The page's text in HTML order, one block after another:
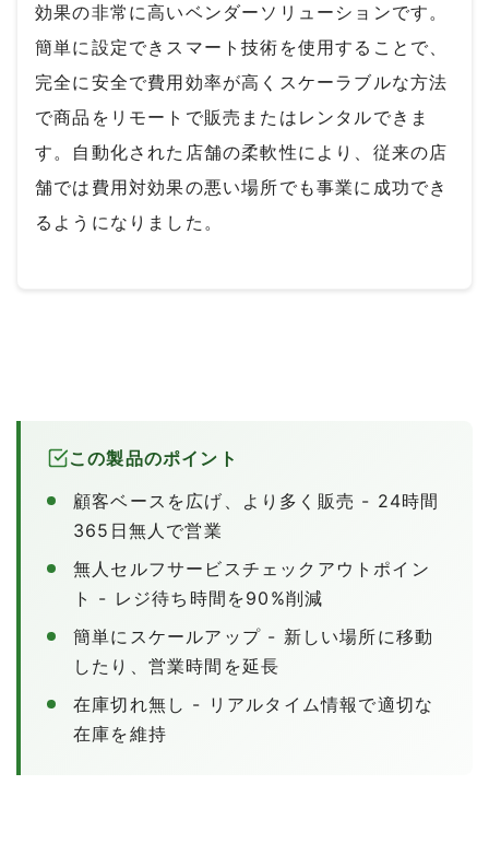
効果の非常に高いベンダーソリューションです。
簡単に設定できスマート技術を使用することで、
完全に安全で費用効率が高くスケーラブルな方法
で商品をリモートで販売またはレンタルできま
す。自動化された店舗の柔軟性により、従来の店
舗では費用対効果の悪い場所でも事業に成功でき
るようになりました。
この製品のポイント
顧客ベースを広げ、より多く販売 - 24時間
365日無人で営業
無人セルフサービスチェックアウトポイン
ト - レジ待ち時間を90%削減
簡単にスケールアップ - 新しい場所に移動
したり、営業時間を延長
在庫切れ無し - リアルタイム情報で適切な
在庫を維持